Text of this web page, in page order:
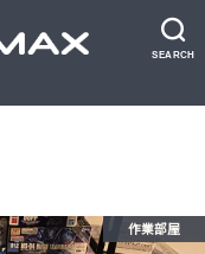
SEARCH
作業部屋